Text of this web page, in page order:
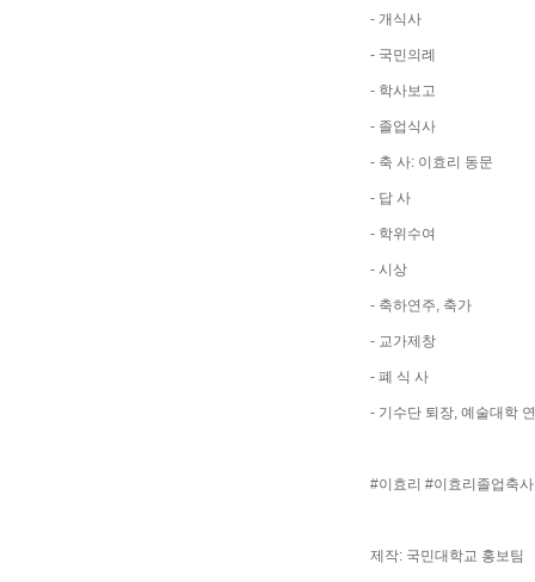
- 개식사
- 국민의례
- 학사보고
- 졸업식사
- 축 사: 이효리 동문
- 답 사
- 학위수여
- 시상
- 축하연주, 축가
- 교가제창
- 폐 식 사
- 기수단 퇴장, 예술대학
#이효리 #이효리졸업축
제작: 국민대학교 홍보팀